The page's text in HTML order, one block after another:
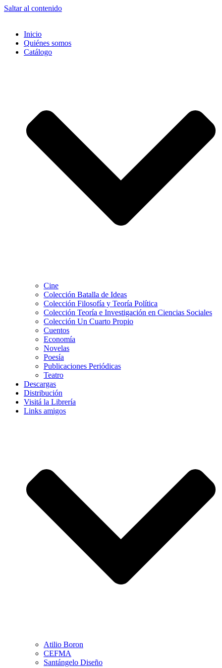
Saltar al contenido
Inicio
Quiénes somos
Catálogo
Cine
Colección Batalla de Ideas
Colección Filosofía y Teoría Política
Colección Teoría e Investigación en Ciencias Sociales
Colección Un Cuarto Propio
Cuentos
Economía
Novelas
Poesía
Publicaciones Periódicas
Teatro
Descargas
Distribución
Visitá la Librería
Links amigos
Atilio Boron
CEFMA
Santángelo Diseño